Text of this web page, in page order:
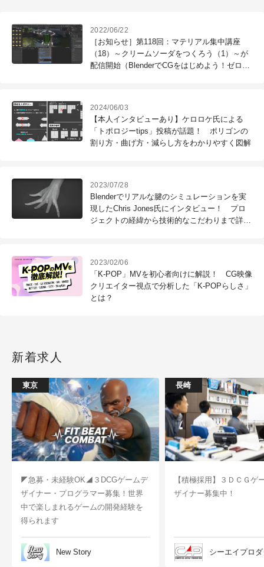
2022/06/22
［お知らせ］第118回：マテリアル集中講座
（18）～クリームソーダをつくろう（1）～が
配信開始（BlenderでCGをはじめよう！ゼロか
2024/06/03
【本人インタビューあり】ケロロケ氏による
「トポロジーtips」投稿が話題！ ポリゴンの
割り方・曲げ方・減らし方をわかりやすく図解
2023/07/28
Blenderでリアルな腱のシミュレーションを実
現したChris Jones氏にインタビュー！ プロ
ジェクトの経緯から技術的なこだわりまで詳細
2023/02/06
「K-POP」MVを初心者向けに解説！ CG映像
クリエイター視点で分析した「K-POPらしさ」
とは？
新着求人
東京
◤急募・未経験OK◢３DCGゲームデ
ザイナー・プログラマー募集！世界
中で楽しまれるゲームの開発経験を
得られます
New Story
長崎
【積極採用】３ＤＣＧゲ
ザイナー募集中！
シーエイプロ